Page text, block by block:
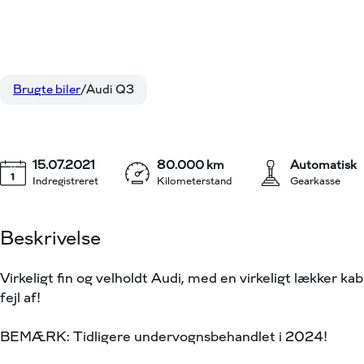
1,4 45 TFSI e Plugin-hybrid Attitude Plus S Tronic
Brugte biler Audi Q3
Indregistreret
15.07.2021
Kilometerstand
80.000 km
Gearkasse
Automatisk
Beskrivelse
Virkeligt fin og velholdt Audi, med en virkeligt lækker
fejl af!
BEMÆRK: Tidligere undervognsbehandlet i 2024!